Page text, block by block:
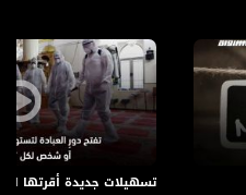
تسهيلات جديدة أقرتها